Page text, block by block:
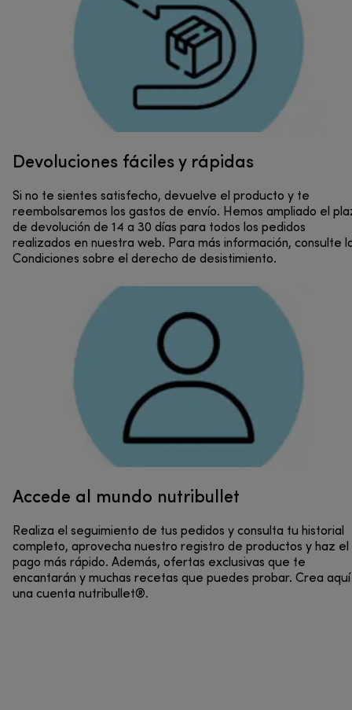
Devoluciones fáciles y rápidas
Si no te sientes satisfecho, devuelve el producto y te
reembolsaremos los gastos de envío. Hemos ampliado el
de devolución de 14 a 30 días para todos los pedidos
realizados en nuestra web. Para más información, consulte
Condiciones sobre el derecho de desistimiento.
Accede al mundo nutribullet
Realiza el seguimiento de tus pedidos y consulta tu historial
completo, aprovecha nuestro registro de productos y haz el
pago más rápido. Además, ofertas exclusivas que te
encantarán y muchas recetas que puedes probar. Crea aquí
una cuenta nutribullet®.